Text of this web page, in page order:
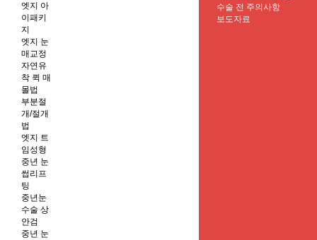
엣지 아
이패키
지
엣지 눈
매교정
자연유
착 퀵 매
몰법
부분절
개/절개
법
엣지 트
임성형
중년 눈
썹리프
팅
중년눈
수술 상
안검
중년 눈
수술 전 주의사항
보도자료